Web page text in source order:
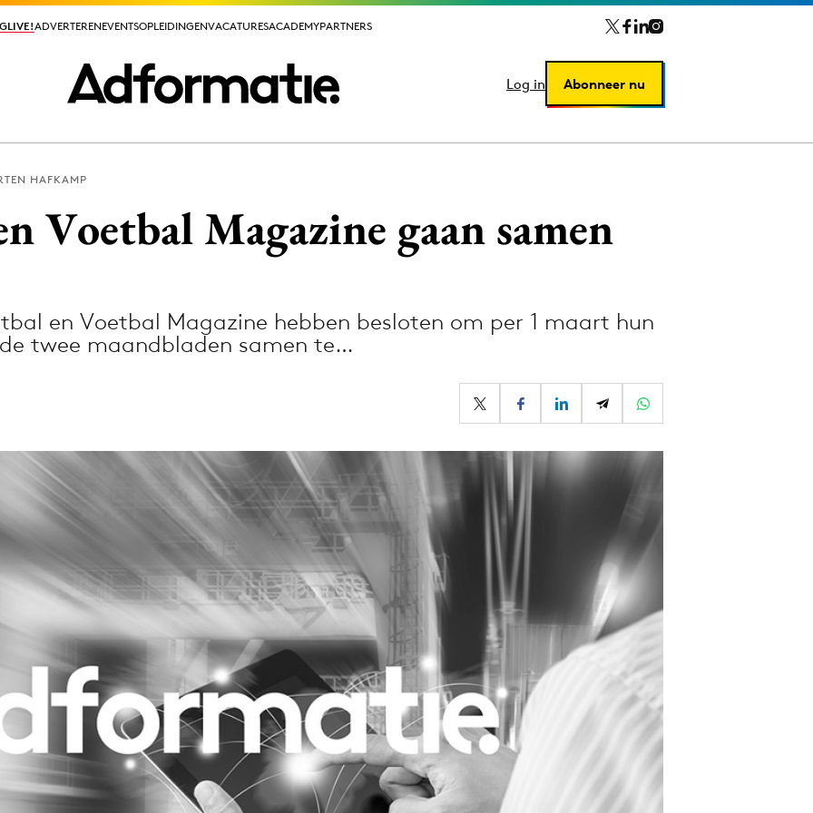
ADVERTERENEVENTSOPLEIDINGENVACATURESACADEMYPARTNERS
Log in Abonneer nu
ADVERTERENEVENTSOPLEIDINGENVACATURESACADEMYPARTNERS
Log in Abonneer nu
Media
Merkstrategie
Reputatie & crisis
HAFKAMP
Voetbal Magazine gaan samen
en Voetbal Magazine hebben besloten om per 1 maart hun
twee maandbladen samen te…